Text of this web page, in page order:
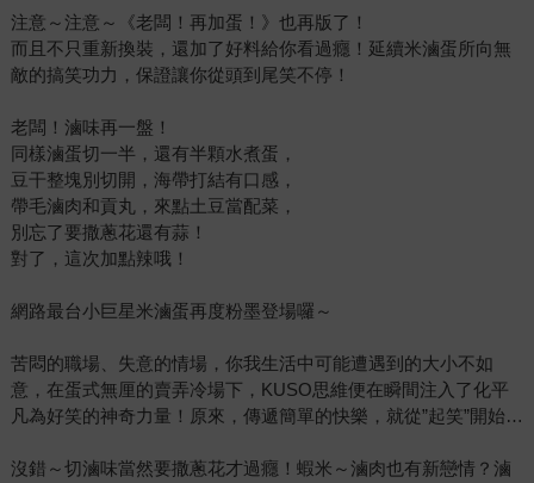
注意～注意～《老闆！再加蛋！》也再版了！
而且不只重新換裝，還加了好料給你看過癮！延續米滷蛋所向無
敵的搞笑功力，保證讓你從頭到尾笑不停！
老闆！滷味再一盤！
同樣滷蛋切一半，還有半顆水煮蛋，
豆干整塊別切開，海帶打結有口感，
帶毛滷肉和貢丸，來點土豆當配菜，
別忘了要撒蔥花還有蒜！
對了，這次加點辣哦！
網路最台小巨星米滷蛋再度粉墨登場囉～
苦悶的職場、失意的情場，你我生活中可能遭遇到的大小不如
意，在蛋式無厘的賣弄冷場下，KUSO思維便在瞬間注入了化平
凡為好笑的神奇力量！原來，傳遞簡單的快樂，就從”起笑”開始…
沒錯～切滷味當然要撒蔥花才過癮！蝦米～滷肉也有新戀情？滷